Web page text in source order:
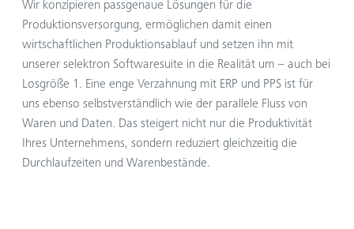
Wir konzipieren passgenaue Lösungen für die
Produktionsversorgung, ermöglichen damit einen
wirtschaftlichen Produktionsablauf und setzen ihn mit
unserer selektron Softwaresuite in die Realität um – auch bei
Losgröße 1. Eine enge Verzahnung mit ERP und PPS ist für
uns ebenso selbstverständlich wie der parallele Fluss von
Waren und Daten. Das steigert nicht nur die Produktivität
Ihres Unternehmens, sondern reduziert gleichzeitig die
Durchlaufzeiten und Warenbestände.